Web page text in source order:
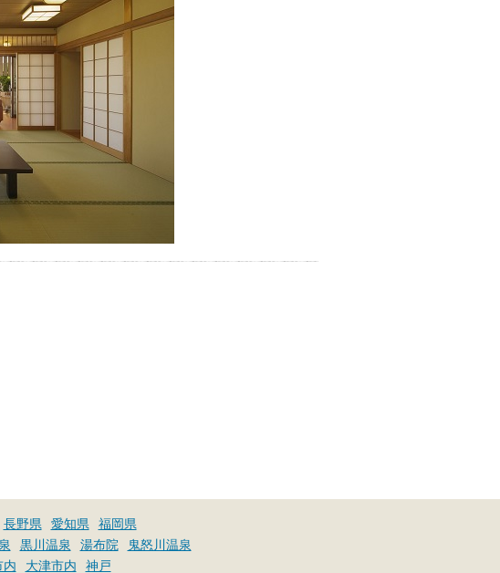
お湯で体がほぐれたら、次は占
い師さんとお話しして、心もほ
長野県 愛知県
福岡県
黒川温泉 湯布院
鬼怒川温泉
内 大津市内 神戸